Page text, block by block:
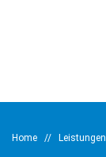
Home // Leistungen